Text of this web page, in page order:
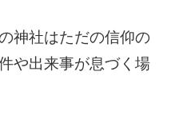
神社はただの信仰の
や出来事が息づく場